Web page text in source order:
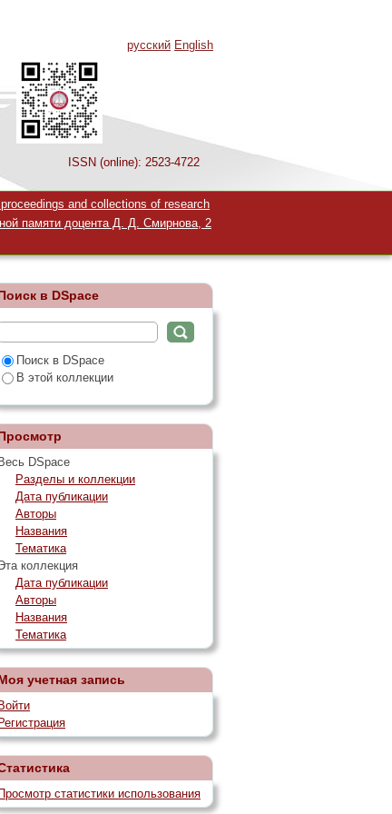
ISSN (online): 2523-4722
русский English
and collections of research
памяти доцента Д. Д. Смирнова, 2
в DSpace
Поиск в DSpace
В этой коллекции
Весь DSpace
Разделы и коллекции
Дата публикации
Авторы
Названия
Тематика
коллекция
Дата публикации
Авторы
Названия
Тематика
учетная запись
Войти
Регистрация
Просмотр статистики использования